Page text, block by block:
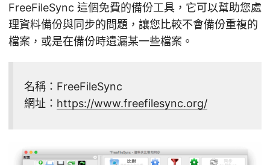
FreeFileSync 這個免費的備份工具，它可以幫助您處
理資料備份與同步的問題，讓您比較不會備份重複的
檔案，或是在備份時遺漏某一些檔案。
名稱：FreeFileSync
網址： https://www.freefilesync.org/